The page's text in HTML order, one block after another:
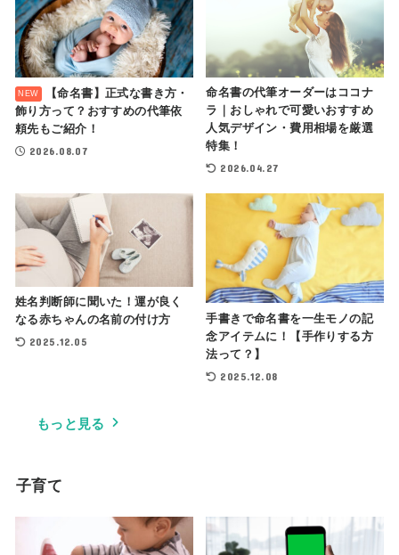
【命名書】正式な書き方・
飾り方って？おすすめの代筆依
頼先もご紹介！
2026.08.07
命名書の代筆オーダーはココナ
ラ｜おしゃれで可愛いおすすめ
人気デザイン・費用相場を厳選
特集！
2026.04.27
姓名判断師に聞いた！運が良く
なる赤ちゃんの名前の付け方
2025.12.05
手書きで命名書を一生モノの記
念アイテムに！【手作りする方
法って？】
2025.12.08
もっと見る
子育て